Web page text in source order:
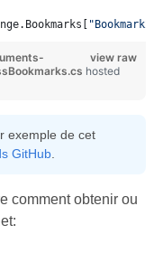
. Bookmarks
view raw
hosted
exemple de cet
GitHub.
comment obtenir ou